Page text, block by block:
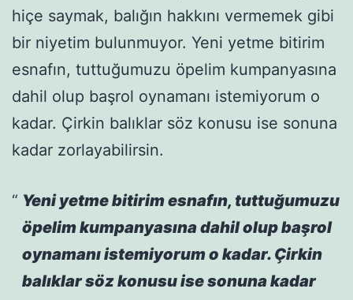
hiçe saymak, balığın hakkını vermemek gibi
bir niyetim bulunmuyor. Yeni yetme bitirim
esnafın, tuttuğumuzu öpelim kumpanyasına
dahil olup başrol oynamanı istemiyorum o
kadar. Çirkin balıklar söz konusu ise sonuna
kadar zorlayabilirsin.
Yeni yetme bitirim esnafın, tuttuğumuzu
öpelim kumpanyasına dahil olup başrol
oynamanı istemiyorum o kadar. Çirkin
balıklar söz konusu ise sonuna kadar